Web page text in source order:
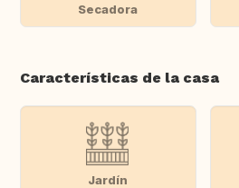
Secadora
Características de la casa
Jardín